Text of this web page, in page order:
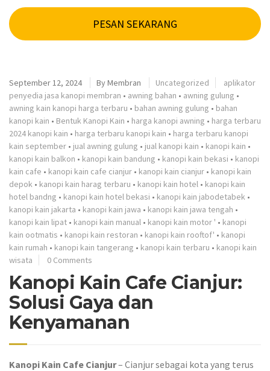
PESAN SEKARANG
September 12, 2024 ByMembran Uncategorized
aplikator
penyedia jasa kanopi membran • awning bahan • awning gulung •
awning kain kanopi harga terbaru • bahan awning gulung • bahan
kanopi kain • Bentuk Kanopi Kain • harga kanopi awning • harga terbaru
2024 kanopi kain • harga terbaru kanopi kain • harga terbaru kanopi
kain september • jual awning gulung • jual kanopi kain • kanopi kain •
kanopi kain balkon • kanopi kain bandung • kanopi kain bekasi • kanopi
kain cafe • kanopi kain cafe cianjur • kanopi kain cianjur • kanopi kain
depok • kanopi kain harag terbaru • kanopi kain hotel • kanopi kain
hotel bandng • kanopi kain hotel bekasi • kanopi kain jabodetabek •
kanopi kain jakarta • kanopi kain jawa • kanopi kain jawa tengah •
kanopi kain lipat • kanopi kain manual • kanopi kain motor ' • kanopi
kain ootmatis • kanopi kain restoran • kanopi kain rooftof' • kanopi
kain rumah • kanopi kain tangerang • kanopi kain terbaru • kanopi kain
wisata
0 Comments
Kanopi Kain Cafe Cianjur:
Solusi Gaya dan
Kenyamanan
Kanopi Kain Cafe Cianjur– Cianjur sebagai kota yang terus